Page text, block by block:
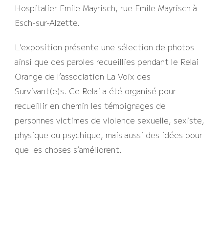
Hospitalier Emile Mayrisch, rue Emile Mayrisch à
Esch-sur-Alzette.
L’exposition présente une sélection de photos
ainsi que des paroles recueillies pendant le Relai
Orange de l’association La Voix des
Survivant(e)s. Ce Relai a été organisé pour
recueillir en chemin les témoignages de
personnes victimes de violence sexuelle, sexiste,
physique ou psychique, mais aussi des idées pour
que les choses s’améliorent.